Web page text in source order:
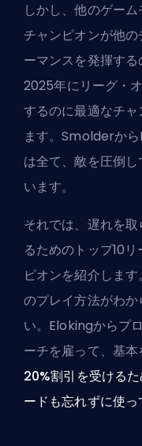
しかし、他のゲー
チャンピオンが他
ーマンスを発揮する
2025年にリーグ・
するのに最適なチ
ます。Smolderか
は全て、敵を圧倒
います。
それでは、遅れを
るためのトップ10
ピオンを紹介しま
のプレイ方法がわ
い。Elokingからプ
ーチを雇って、基
20%割引を受ける
ードも忘れずに使っ